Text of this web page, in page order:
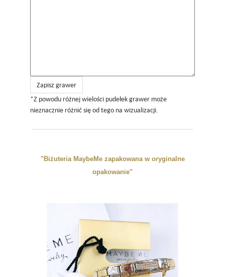
Zapisz grawer
*Z powodu różnej wielości pudełek grawer może
nieznacznie różnić się od tego na wizualizacji.
"Biżuteria MaybeMe zapakowana w oryginalne
opakowanie"